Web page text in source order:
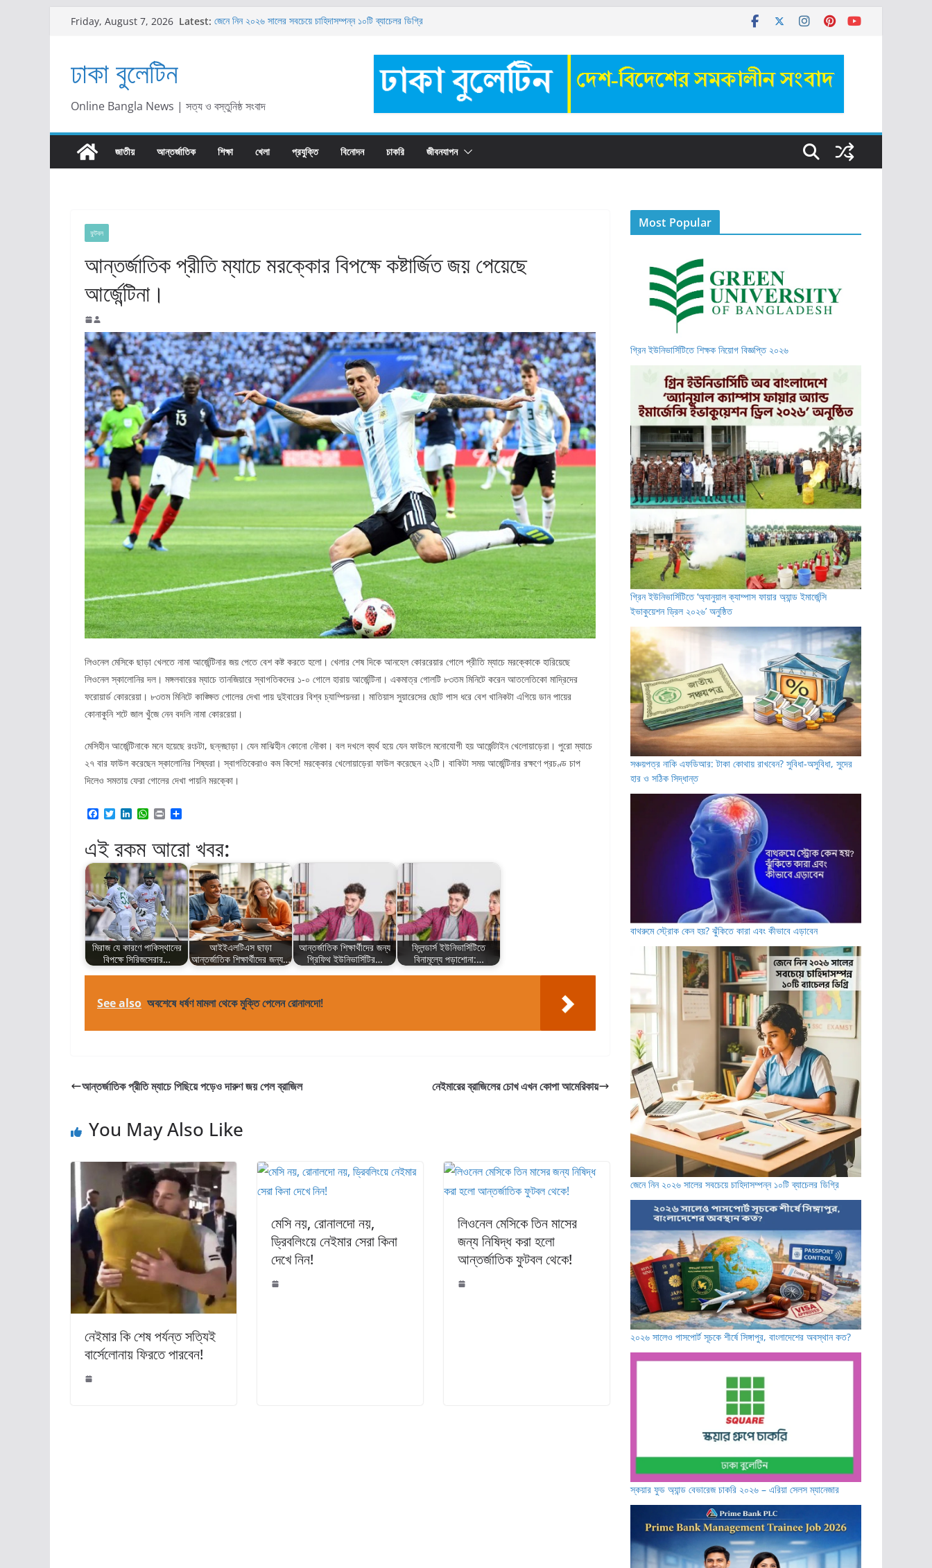
Friday, August 7, 2026 Latest: জেনে নিন ২০২৬ সালের সবচেয়ে চাহিদাসম্পন্ন ১০টি ব্যাচেলর ডিগ্রি
সঞ্চয়পত্র নাকি এফডিআর: টাকা কোথায় রাখবেন? সুবিধা-অসুবিধা, সুদের হার ও সঠিক
প্রাইম ব্যাংকে ম্যানেজমেন্ট ট্রেইনি নিয়োগ ২০২৬: যোগ্যতা, বেতন ও আবেদন পদ্ধতি
ঢাকা বুলেটিন
Online Bangla News | সত্য ও বস্তুনিষ্ঠ সংবাদ
জাতীয় আন্তর্জাতিক শিক্ষা খেলা প্রযুক্তি বিনোদন চাকরি জীবনযাপন
ফুটবল
আন্তর্জাতিক প্রীতি ম্যাচে মরক্কোর বিপক্ষে কষ্টার্জিত জয় পেয়েছে
আর্জেন্টিনা।
লিওনেল মেসিকে ছাড়া খেলতে নামা আর্জেন্টিনার জয় পেতে বেশ কষ্ট করতে হলো। খেলার শেষ দিকে আনহেল কোররেয়ার গোলে প্রীতি ম্যাচে মরক্কোকে হারিয়েছে
লিওনেল স্কালোনির দল। মঙ্গলবারের ম্যাচে তানজিয়ারে স্বাগতিকদের ১-০ গোলে হারায় আর্জেন্টিনা। একমাত্র গোলটি ৮৩তম মিনিটে করেন আতলেতিকো মাদ্রিদের
ফরোয়ার্ড কোররেয়া। ৮৩তম মিনিটে কাঙ্ক্ষিত গোলের দেখা পায় দুইবারের বিশ্ব চ্যাম্পিয়নরা। মাতিয়াস সুয়ারেসের ছোট পাস ধরে বেশ খানিকটা এগিয়ে ডান পায়ের
কোনাকুনি শটে জাল খুঁজে নেন বদলি নামা কোররেয়া।
মেসিহীন আর্জেন্টিনাকে মনে হয়েছে রংচটা, ছন্নছাড়া। যেন মাঝিহীন কোনো নৌকা। বল দখলে ব্যর্থ হয়ে যেন ফাউলে মনোযোগী হয় আর্জেন্টাইন খেলোয়াড়েরা। পুরো ম্যাচে
২৭ বার ফাউল করেছেন স্কালোনির শিষ্যরা। স্বাগতিকেরাও কম কিসে! মরক্কোর খেলোয়াড়েরা ফাউল করেছেন ২২টি। বাকিটা সময় আর্জেন্টিনার রক্ষণে প্রচণ্ড চাপ
দিলেও সমতায় ফেরা গোলের দেখা পায়নি মরক্কো।
c
e
b
o
k
T
t
t
e
r
k
e
d
I
n
W
t
A
p
p
P
n
t
r
e
এই রকম আরো খবর:
মিরাজ যে কারণে পাকিস্থানের
বিপক্ষে সিরিজসেরার…
আইইএলটিএস ছাড়া
আন্তর্জাতিক শিক্ষার্থীদের জন্য…
আন্তর্জাতিক শিক্ষার্থীদের জন্য
গ্রিফিথ ইউনিভার্সিটির…
ফ্লিন্ডার্স ইউনিভার্সিটিতে
বিনামূল্যে পড়াশোনা:…
See also অবশেষে ধর্ষণ মামলা থেকে মুক্তি পেলেন রোনালদো!
আন্তর্জাতিক প্রীতি ম্যাচে পিছিয়ে পড়েও দারুণ জয় পেল ব্রাজিল নেইমারের ব্রাজিলের চোখ এখন কোপা আমেরিকায়
You May Also Like
নেইমার কি শেষ পর্যন্ত সত্যিই
বার্সেলোনায় ফিরতে পারবেন!
মেসি নয়, রোনালদো নয়,
ড্রিবলিংয়ে নেইমার সেরা কিনা
দেখে নিন!
লিওনেল মেসিকে তিন মাসের
জন্য নিষিদ্ধ করা হলো
আন্তর্জাতিক ফুটবল থেকে!
Most Popular
গ্রিন ইউনিভার্সিটিতে শিক্ষক নিয়োগ বিজ্ঞপ্তি ২০২৬
গ্রিন ইউনিভার্সিটিতে ‘অ্যানুয়াল ক্যাম্পাস ফায়ার অ্যান্ড ইমার্জেন্সি
ইভাকুয়েশন ড্রিল ২০২৬’ অনুষ্ঠিত
সঞ্চয়পত্র নাকি এফডিআর: টাকা কোথায় রাখবেন? সুবিধা-অসুবিধা, সুদের
হার ও সঠিক সিদ্ধান্ত
বাথরুমে স্ট্রোক কেন হয়? ঝুঁকিতে কারা এবং কীভাবে এড়াবেন
জেনে নিন ২০২৬ সালের সবচেয়ে চাহিদাসম্পন্ন ১০টি ব্যাচেলর ডিগ্রি
২০২৬ সালেও পাসপোর্ট সূচকে শীর্ষে সিঙ্গাপুর, বাংলাদেশের অবস্থান কত?
স্কয়ার ফুড অ্যান্ড বেভারেজ চাকরি ২০২৬ – এরিয়া সেলস ম্যানেজার